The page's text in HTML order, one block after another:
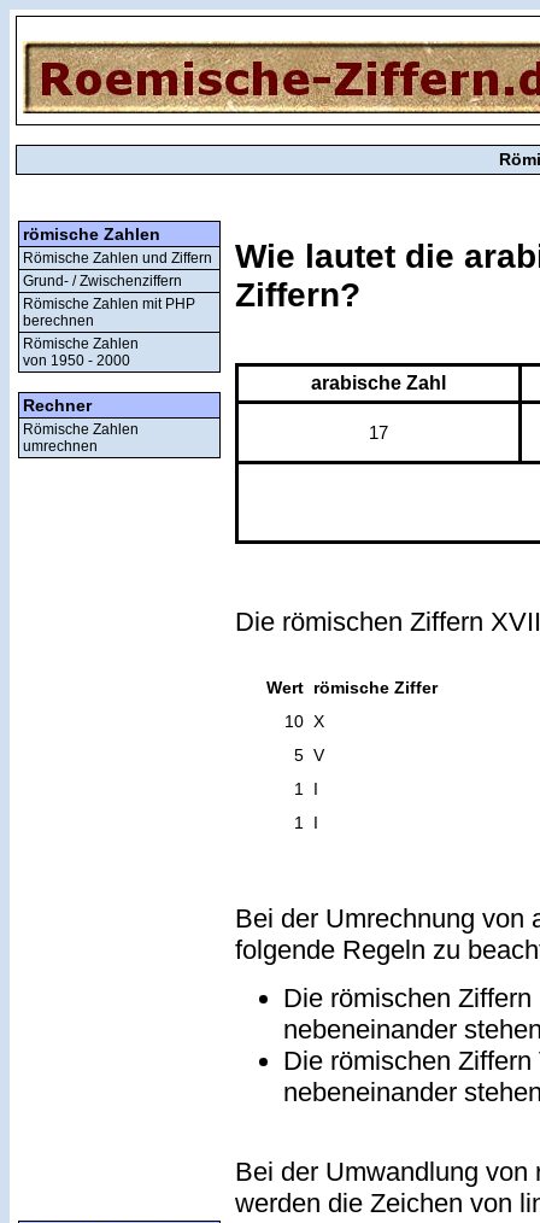
römische Zahlen
Römische Zahlen und Ziffern
Grund- / Zwischenziffern
Römische Zahlen mit PHP
berechnen
Römische Zahlen
von 1950 - 2000
Rechner
Römische Zahlen
umrechnen
Wie lautet die
Ziffern?
arabische Zahl
17
Die römischen Ziffern
Wert römische Ziffer
10 X
5 V
1
I
1
I
Bei der Umrechnung von
folgende Regeln zu
Die römischen
nebeneinander
Die römischen
nebeneinander
Bei der Umwandlung von
werden die Zeichen von